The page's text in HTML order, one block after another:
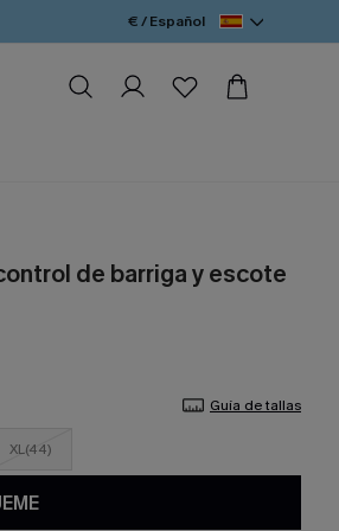
€ / Español
de barriga y escote
Guía de tallas
XL(44)